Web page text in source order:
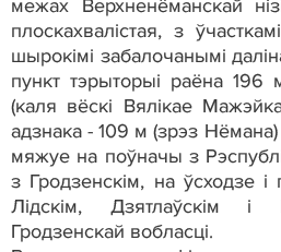
межах Верхненёманскай
плоскахвалістая, з
шырокімі забалочанымі
пункт тэрыторыі раёна
(каля вёскі Вялікае
адзнака - 109 м (зрэз
мяжуе на поўначы з
з Гродзенскім, на ўсходзе і
Лідскім, Дзятлаўскім і
Гродзенскай вобласці.